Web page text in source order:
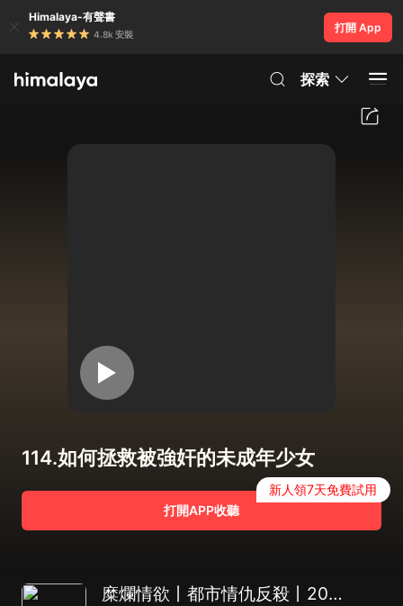
Himalaya-有聲書
4.8k 安裝
打開 App
探索
114.如何拯救被強奸的未成年少女
打開APP收聽
新人領7天免費試用
糜爛情欲丨都市情仇反殺丨2023年最期待情感案